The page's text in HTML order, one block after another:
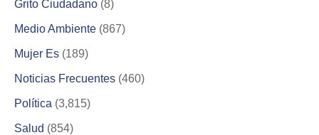
Grito Ciudadano (8)
Medio Ambiente (867)
Mujer Es (189)
Noticias Frecuentes (460)
Política (3,815)
Salud (854)